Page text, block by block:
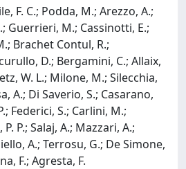
F. C.; Podda, M.; Arezzo, A.;
Guerrieri, M.; Cassinotti, E.;
Brachet Contul, R.;
D.; Bergamini, C.; Allaix,
W. L.; Milone, M.; Silecchia,
A.; Di Saverio, S.; Casarano,
Federici, S.; Carlini, M.;
P.; Salaj, A.; Mazzari, A.;
A.; Terrosu, G.; De Simone,
F.; Agresta, F.